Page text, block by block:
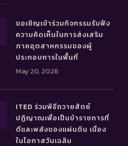
ขอเชิญเข้าร่วมกิจกรรมรับฟัง
ความคิดเห็นในการส่งเสริม
ภาคอุตสาหกรรมของผู้
ประกอบการในพื้นที่
May 20, 2026
ITED ร่วมพิธีถวายสัตย์
ปฏิญาณเพื่อเป็นข้าราชการที่
ดีและพลังของแผ่นดิน เนื่อง
ในโอกาสวันเฉลิม